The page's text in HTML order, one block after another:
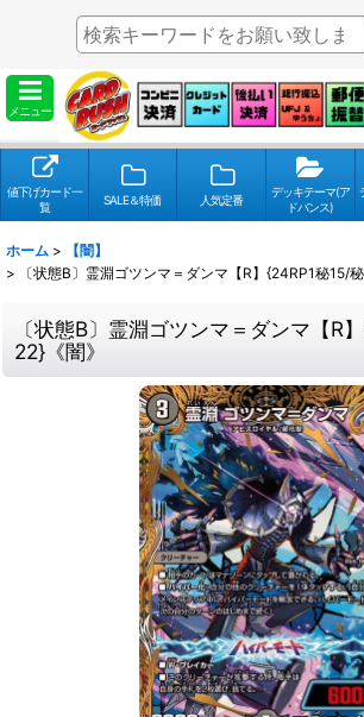
メニュー
値下げカード一
覧
SALE＆特価 人気定番
デッキテーマ(ア
ドバンス)
ホーム >
【闇】
>
〔状態B〕霊淵ゴツンマ＝ダンマ【R】{24RP1秘15/秘
〔状態B〕霊淵ゴツンマ＝ダンマ【R
22}《闇》